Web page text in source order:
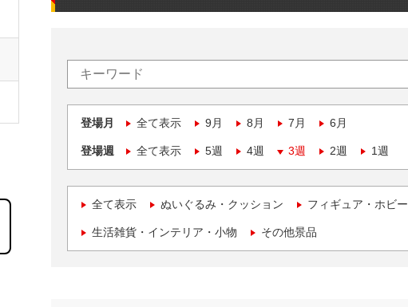
登場月 全て表示 9月 8月 7月 6月
登場週 全て表示 5週 4週 3週 2週 1週
全て表示 ぬいぐるみ・クッション フィギュア・ホビー
生活雑貨・インテリア・小物 その他景品